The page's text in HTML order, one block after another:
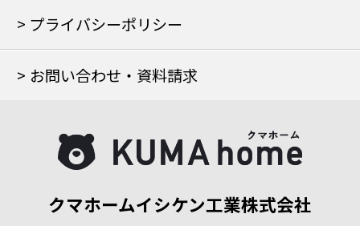
プライバシーポリシー
お問い合わせ・資料請求
クマホームイシケン工業株式会社